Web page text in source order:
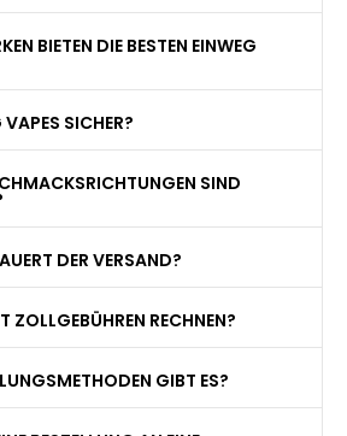
BIETEN DIE BESTEN EINWEG
SICHER?
SIND
DER VERSAND?
ZOLLGEBÜHREN RECHNEN?
GIBT ES?